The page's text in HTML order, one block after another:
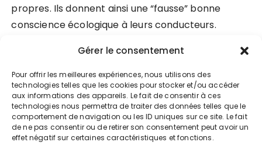
Gérer le consentement
Pour offrir les meilleures expériences, nous utilisons des
technologies telles que les cookies pour stocker et/ou accéder
aux informations des appareils. Le fait de consentir à ces
technologies nous permettra de traiter des données telles que le
comportement de navigation ou les ID uniques sur ce site. Le fait
de ne pas consentir ou de retirer son consentement peut avoir un
effet négatif sur certaines caractéristiques et fonctions.
propres. Ils donnent ainsi une “fausse” bonne
conscience écologique à leurs conducteurs.
chaque année les avantages liés à ces véhicules.
Et les acheteurs eux-mêmes devraient se pencher
sur le prix de revente (occasion) de ces véhicules.
Il risque fort de chuter drastiquement au vu des
évolutions législatives de plus en plus restrictives